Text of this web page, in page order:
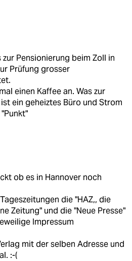
Pensionierung beim Zoll in
Prüfung grosser
einen Kaffee an. Was zur
ein geheiztes Büro und Strom
ob es in Hannover noch
die "HAZ,, die
Zeitung" und die "Neue Presse"
Impressum
mit der selben Adresse und
:-(